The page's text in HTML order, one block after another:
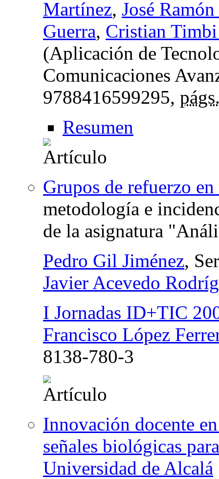
Martínez, José
Guerra, Cristian
(Aplicación de
Comunicaciones
9788416599295,
Resumen
Grupos de refuerzo
metodología e
de la asignatura
Pedro Gil Jiménez,
Javier Acevedo
I Jornadas ID+TIC
Francisco López
8138-780-3
Innovación docente
señales biológicas
Universidad de Alcalá